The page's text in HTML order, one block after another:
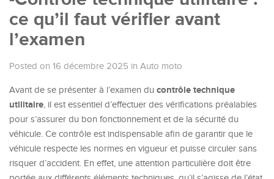
ce qu’il faut vérifier avant
l’examen
Posted on 16 décembre 2025 in Auto moto
Avant de se présenter à l’examen du contrôle technique
utilitaire, il est essentiel d’effectuer des vérifications préalables
pour s’assurer du bon fonctionnement et de la sécurité du
véhicule. Ce contrôle est indispensable afin de garantir que le
véhicule respecte les normes en vigueur et puisse circuler sans
risquer d’accident. En effet, une attention particulière doit être